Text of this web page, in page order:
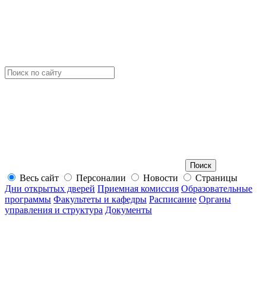
Весь сайт Персоналии Новости
Страницы
Дни открытых дверей Приемная комиссия Образовательные
программы Факультеты и кафедры Расписание Органы
управления и структура Документы